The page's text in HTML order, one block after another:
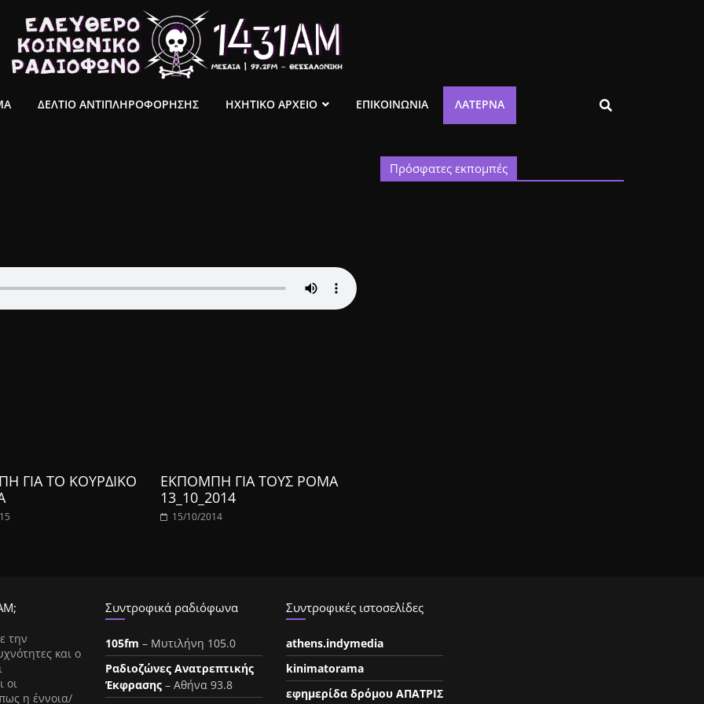
ΔΕΛΤΙΟ ΑΝΤΙΠΛΗΡΟΦΟΡΗΣΗΣ ΗΧΗΤΙΚΟ ΑΡΧΕΙΟ ΕΠΙΚΟΙΝΩΝΙΑ ΛΑΤΈΡΝΑ
ΓΙΑ ΤΟ ΚΟΥΡΔΙΚΟ
ΕΚΠΟΜΠΗ ΓΙΑ ΤΟΥΣ ΡΟΜΑ
13_10_2014
15/10/2014
Πρόσφατες εκπομπές
την
και ο
οι
η έννοια/
Συντροφικά ραδιόφωνα
105fm – Μυτιλήνη 105.0
Ραδιοζώνες Ανατρεπτικής
Έκφρασης – Αθήνα 93.8
Συντροφικές ιστοσελίδες
athens.indymedia
kinimatorama
εφημερίδα δρόμου ΑΠΑΤΡΙΣ